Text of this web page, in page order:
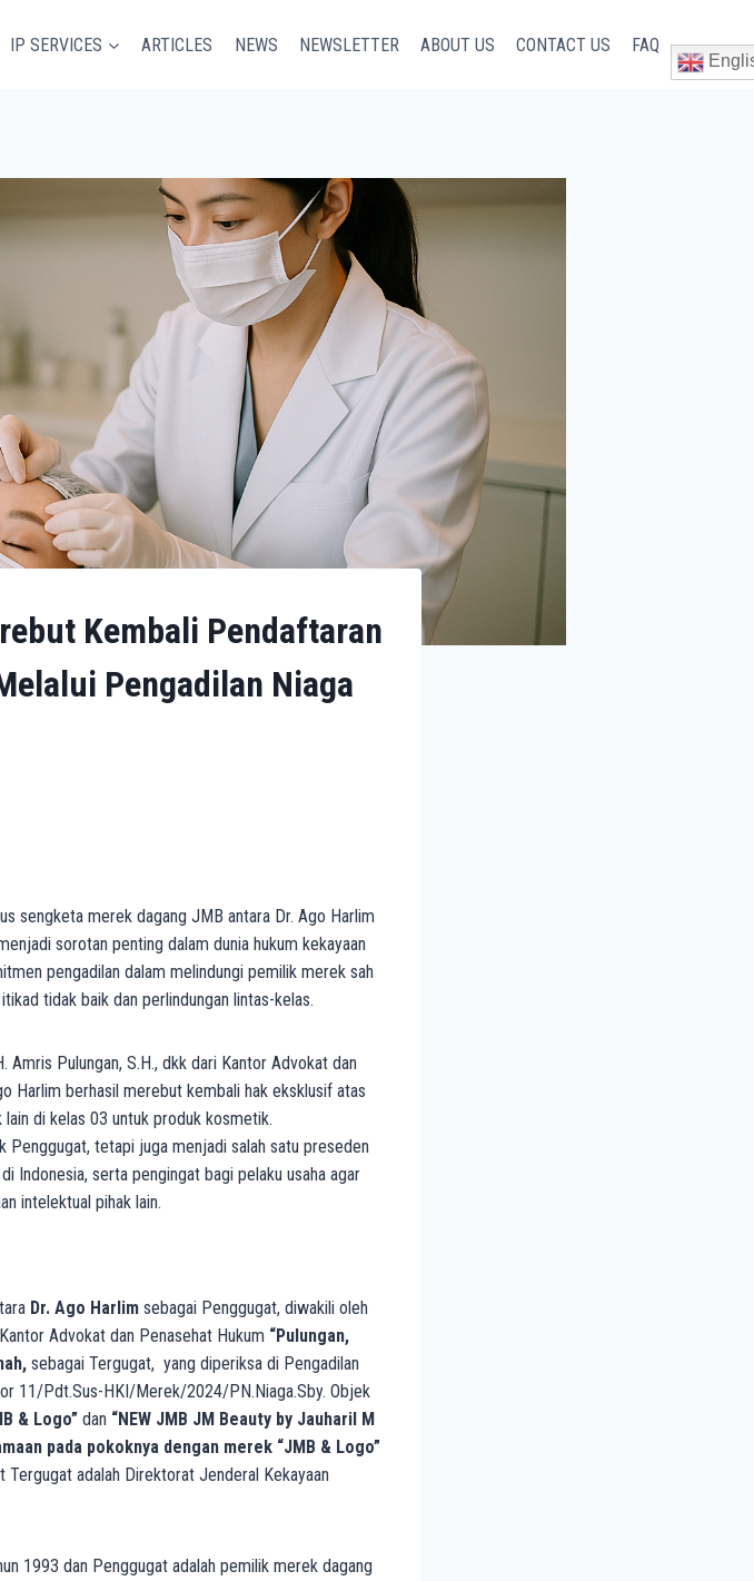
IP SERVICES ARTICLES NEWS NEWSLETTER ABOUT US CONTACT US FAQ
Kembali Pendaftaran
Pengadilan Niaga
sengketa merek dagang JMB antara Dr. Ago Harlim
sorotan penting dalam dunia hukum kekayaan
pengadilan dalam melindungi pemilik merek sah
tidak baik dan perlindungan lintas-kelas.
Amris Pulungan, S.H., dkk dari Kantor Advokat dan
Harlim berhasil merebut kembali hak eksklusif atas
di kelas 03 untuk produk kosmetik.
Penggugat, tetapi juga menjadi salah satu preseden
Indonesia, serta pengingat bagi pelaku usaha agar
intelektual pihak lain.
Dr. Ago Harlim sebagai Penggugat, diwakili oleh
Advokat dan Penasehat Hukum “Pulungan,
sebagai Tergugat, yang diperiksa di Pengadilan
11/Pdt.Sus-HKI/Merek/2024/PN.Niaga.Sby. Objek
& Logo” dan “NEW JMB JM Beauty by Jauharil M
pada pokoknya dengan merek “JMB & Logo”
adalah Direktorat Jenderal Kekayaan
1993 dan Penggugat adalah pemilik merek dagang